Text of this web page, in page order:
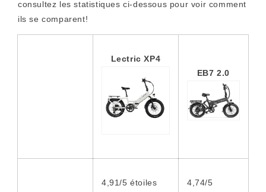
consultez les statistiques ci-dessous pour voir comment
ils se comparent!
Lectric XP4
EB7 2.0
4,91/5 étoiles
4,74/5